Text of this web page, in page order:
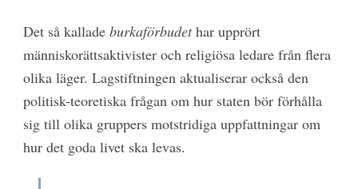
Det så kallade burkaförbudethar upprört
människorättsaktivister och religiösa ledare från flera
olika läger. Lagstiftningen aktualiserar också den
politisk-teoretiska frågan om hur staten bör förhålla
sig till olika gruppers motstridiga uppfattningar om
hur det goda livet ska levas.